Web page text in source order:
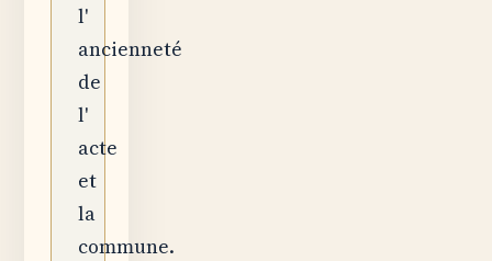
l'
ancienneté
de
l'
acte
et
la
commune.